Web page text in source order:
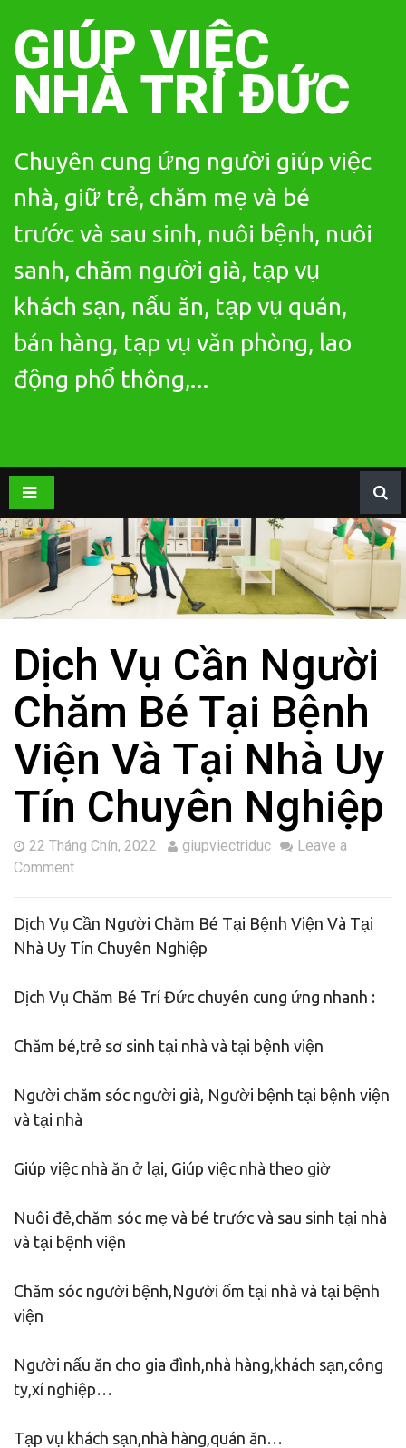
contentGIÚP VIỆC
NHÀ TRÍ ĐỨC
Chuyên cung ứng người giúp việc
nhà, giữ trẻ, chăm mẹ và bé
trước và sau sinh, nuôi bệnh, nuôi
sanh, chăm người già, tạp vụ
khách sạn, nấu ăn, tạp vụ quán,
bán hàng, tạp vụ văn phòng, lao
động phổ thông,...
Dịch Vụ Cần Người
Chăm Bé Tại Bệnh
Viện Và Tại Nhà Uy
Tín Chuyên Nghiệp
22 Tháng Chín, 2022 giupviectriduc
Leave a
Comment
Dịch Vụ Cần Người Chăm Bé Tại Bệnh Viện Và Tại
Nhà Uy Tín Chuyên Nghiệp
Dịch Vụ Chăm Bé Trí Đức chuyên cung ứng nhanh :
Chăm bé,trẻ sơ sinh tại nhà và tại bệnh viện
Người chăm sóc người già, Người bệnh tại bệnh viện
và tại nhà
Giúp việc nhà ăn ở lại, Giúp việc nhà theo giờ
Nuôi đẻ,chăm sóc mẹ và bé trước và sau sinh tại nhà
và tại bệnh viện
Chăm sóc người bệnh,Người ốm tại nhà và tại bệnh
viện
Người nấu ăn cho gia đình,nhà hàng,khách sạn,công
ty,xí nghiệp…
Tạp vụ khách sạn,nhà hàng,quán ăn…